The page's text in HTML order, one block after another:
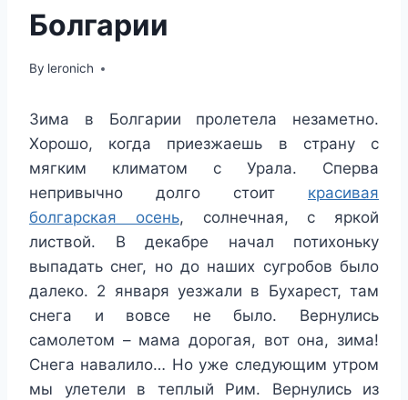
Болгарии
By leronich
Зима в Болгарии пролетела незаметно.
Хорошо, когда приезжаешь в страну с
мягким климатом с Урала. Сперва
непривычно долго стоит красивая
болгарская осень, солнечная, с яркой
листвой. В декабре начал потихоньку
выпадать снег, но до наших сугробов было
далеко. 2 января уезжали в Бухарест, там
снега и вовсе не было. Вернулись
самолетом – мама дорогая, вот она, зима!
Снега навалило… Но уже следующим утром
мы улетели в теплый Рим. Вернулись из